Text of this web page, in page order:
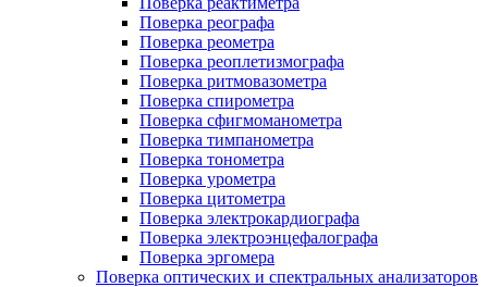
Поверка реографа
Поверка реометра
Поверка реоплетизмографа
Поверка ритмовазометра
Поверка спирометра
Поверка сфигмоманометра
Поверка тимпанометра
Поверка тонометра
Поверка урометра
Поверка цитометра
Поверка электрокардиографа
Поверка электроэнцефалографа
Поверка эргомера
Поверка оптических и спектральных анализаторов